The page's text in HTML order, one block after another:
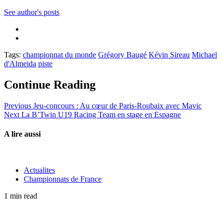
See author's posts
Tags: championnat du monde Grégory Baugé Kévin Sireau Michael
d'Almeida piste
Continue Reading
Previous Jeu-concours : Au cœur de Paris-Roubaix avec Mavic
Next La B’Twin U19 Racing Team en stage en Espagne
A lire aussi
Actualites
Championnats de France
1 min read